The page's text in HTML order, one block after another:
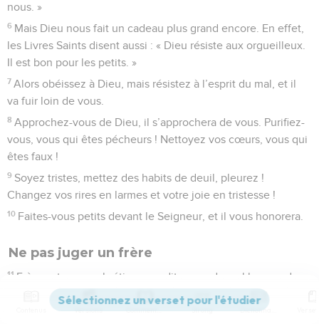
nous. »
6 Mais Dieu nous fait un cadeau plus grand encore. En effet,
les Livres Saints disent aussi : « Dieu résiste aux orgueilleux.
Il est bon pour les petits. »
7 Alors obéissez à Dieu, mais résistez à l’esprit du mal, et il
va fuir loin de vous.
8 Approchez-vous de Dieu, il s’approchera de vous. Purifiez-
vous, vous qui êtes pécheurs ! Nettoyez vos cœurs, vous qui
êtes faux !
9 Soyez tristes, mettez des habits de deuil, pleurez !
Changez vos rires en larmes et votre joie en tristesse !
10 Faites-vous petits devant le Seigneur, et il vous honorera.
Ne pas juger un frère
11 Frères et sœurs chrétiens, ne dites pas de mal les uns des
autres ! Celui qui dit du mal d’un frère ou d’une sœur, ou qui
les juge, dit du mal de la loi et il juge la loi. Et si tu juges la
Versions Commentaires Strong